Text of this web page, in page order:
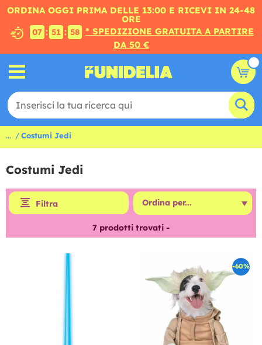
ORDINA OGGI PRIMA DELLE 13:00 E RICEVI IN 24-48
ORE
07 : 51 : 57 * SPEDIZIONE GRATUITA A PARTIRE
DA 50 €
... Costumi Jedi
Costumi Jedi
Filtra
7 prodotti trovati -
-60%